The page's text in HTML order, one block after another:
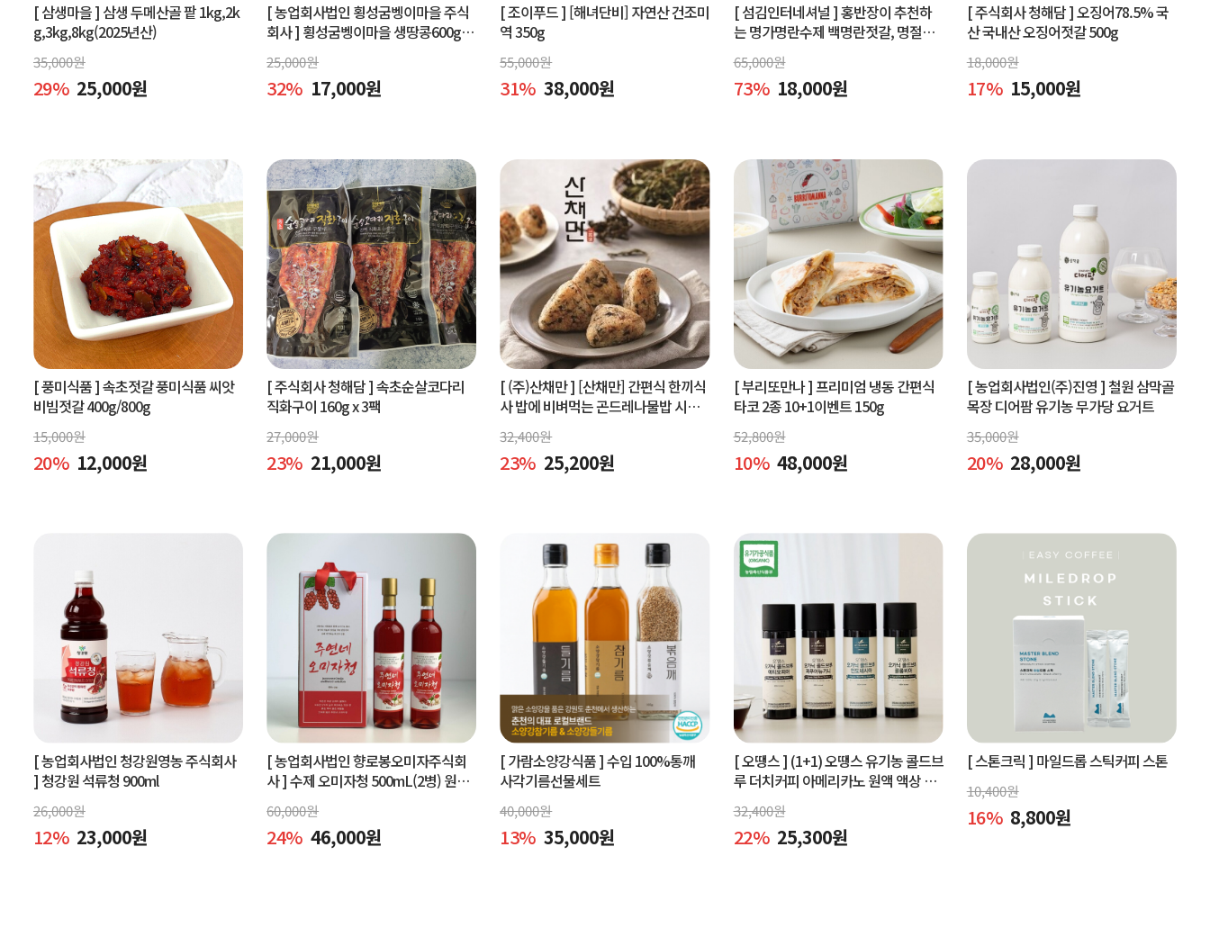
[ 삼생마을 ] 삼생 두메산골 팥 1kg,2k
g,3kg,8kg(2025년산)
35,000원
29% 25,000원
[ 농업회사법인 횡성굼벵이마을 주식
회사 ] 횡성굼벵이마을 생땅콩600g.
볶은땅콩600g, 빨간생땅콩600g
25,000원
32% 17,000원
[ 조이푸드 ] [해녀단비] 자연산 건조미
역 350g
55,000원
31% 38,000원
[ 섬김인터네셔널 ]홍반장이 추천하
는 명가명란수제 백명란젓갈, 명절선
물세트,공동구매
65,000원
73% 18,000원
[ 주식회사 청해담 ]오징어78.5% 국
산 국내산 오징어젓갈 500g
18,000원
17% 15,000원
[ 풍미식품 ]속초젓갈 풍미식품 씨앗
비빔젓갈 400g/800g
15,000원
20% 12,000원
[ 주식회사 청해담 ]속초순살코다리
직화구이 160g x 3팩
27,000원
23% 21,000원
[ (주)산채만 ] [산채만] 간편식 한끼식
사 밥에 비벼먹는 곤드레나물밥 시래
기비빔밥 비빔소스 비벼요 80g 9봉
32,400원
23% 25,200원
[ 부리또만나 ]프리미엄 냉동 간편식
타코 2종 10+1이벤트 150g
52,800원
10% 48,000원
[ 농업회사법인(주)진영 ] 철원 삼막골
목장 디어팜 유기농 무가당 요거트
35,000원
20% 28,000원
[ 농업회사법인 청강원영농 주식회사
] 청강원 석류청 900ml
26,000원
12% 23,000원
[ 농업회사법인 향로봉오미자주식회
사 ]수제 오미자청 500mL(2병) 원액
엑기스l[주연네 오미자]
60,000원
24% 46,000원
[ 가람소양강식품 ]수입 100%통깨
사각기름선물세트
40,000원
13% 35,000원
[ 오땡스 ] (1+1) 오땡스 유기농 콜드브
루 더치커피 아메리카노 원액 액상 커
피 (400ml x 2개, 교차 구매 가능)
32,400원
22% 25,300원
[ 스톤크릭 ] 마일드롭 스틱커피 스톤
10,400원
16% 8,800원